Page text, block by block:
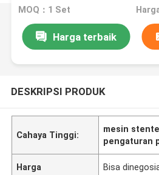
MOQ：1 Set
Harga terbaik
DESKRIPSI PRODUK
Cahaya Tinggi:
mesin
pengaturan
Harga Bisa